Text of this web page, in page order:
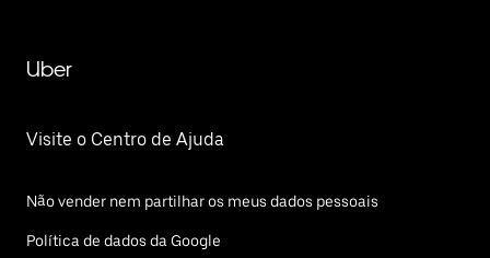
Uber
Visite o Centro de Ajuda
Não vender nem partilhar os meus dados pessoais
Política de dados da Google